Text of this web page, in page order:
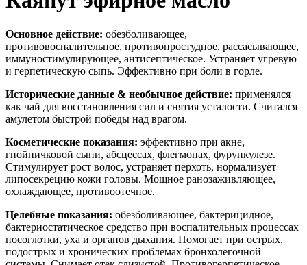
Основное действие: обезболивающее,
противовоспалительное, противопростудное, рассасывающее,
иммуностимулирующее, антисептическое. Устраняет угревую
и герпетическую сыпь. Эффективно при боли в горле.
Исторические данные & необычное действие: применялся
как чай для восстановления сил и снятия усталости. Считался
амулетом быстрой победы над врагом.
Косметические показания: эффективно при акне,
гнойничковой сыпи, абсцессах, флегмонах, фурункулезе.
Стимулирует рост волос, устраняет перхоть, нормализует
липосекрецию кожи головы. Мощное ранозаживляющее,
охлаждающее, противоотечное.
Целебные показания: обезболивающее, бактерицидное,
бактериостатическое средство при воспалительных процессах
носоглотки, уха и органов дыхания. Помогает при острых,
подострых и хронических проблемах бронхолегочной